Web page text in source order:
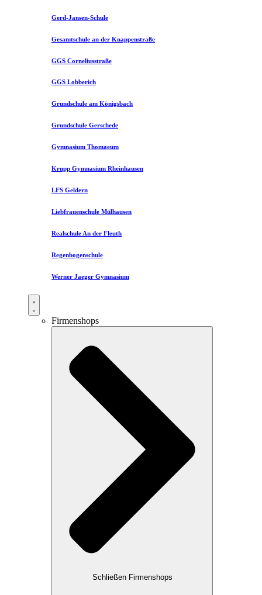
Gerd-Jansen-Schule
Gesamtschule an der Knappenstraße
GGS Corneliusstraße
GGS Lobberich
Grundschule am Königsbach
Grundschule Gerschede
Gymnasium Thomaeum
Krupp Gymnasium Rheinhausen
LFS Geldern
Liebfrauenschule Mülhausen​
Realschule An der Fleuth
Regenbogenschule
Werner Jaeger Gymnasium
Firmenshops
Schließen Firmenshops